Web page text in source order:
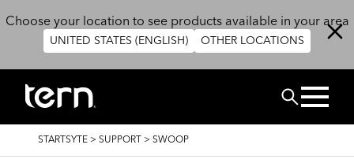
Choose your location to see products available in your area
UNITED STATES (ENGLISH) OTHER LOCATIONS
SUCHEN
BREADCRUMB
STARTSYTE > SUPPORT > SWOOP